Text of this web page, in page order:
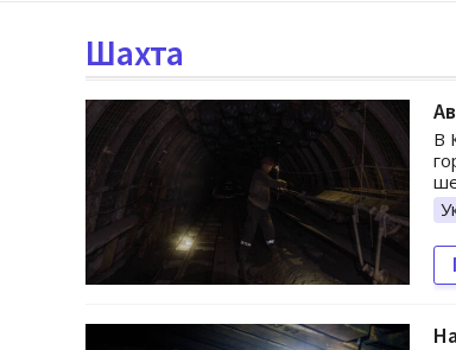
Шахта
В